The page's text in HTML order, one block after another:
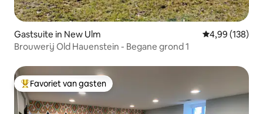
Gastsuite in New Ulm Gemiddelde
4,99 (138)
Brouwerij Old Hauenstein - Begane grond 1
Topfavoriet van gasten
Favoriet van gasten